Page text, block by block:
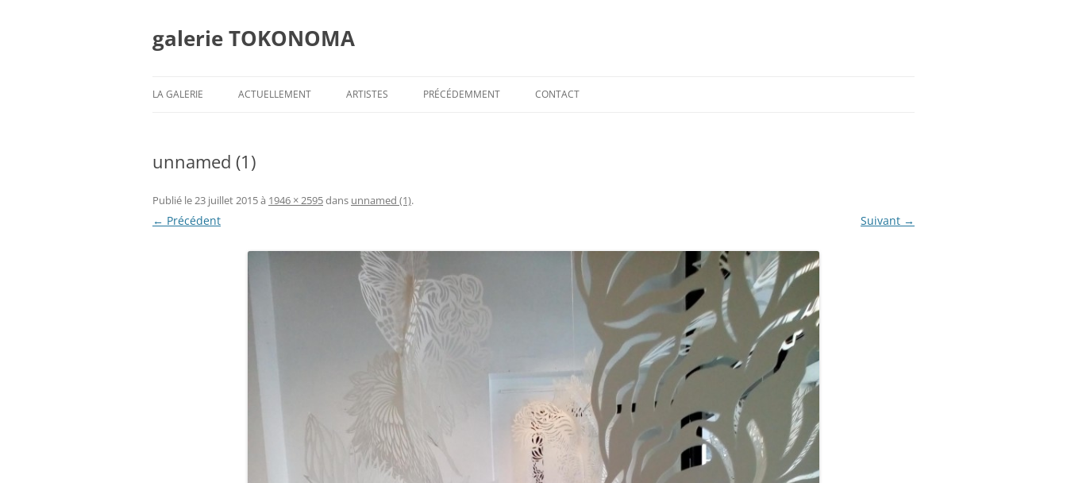
contenu
galerie TOKONOMA
LA GALERIE ACTUELLEMENT ARTISTES PRÉCÉDEMMENT CONTACT
unnamed (1)
Publié le23 juillet 2015à 1946 × 2595dans unnamed (1).
← Précédent Suivant →